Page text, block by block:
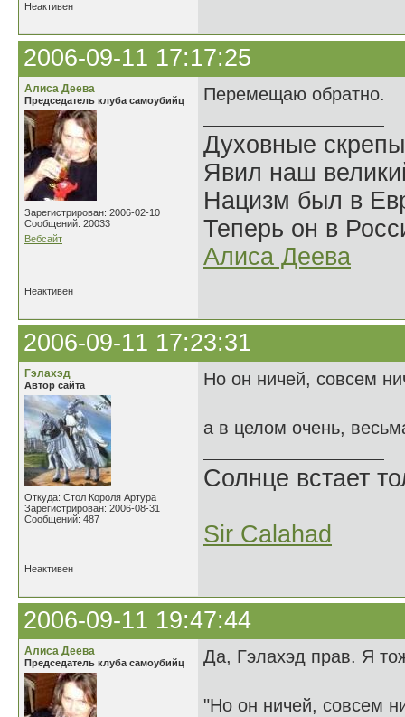
Неактивен
2006-09-11 17:17:25
Алиса Деева
Председатель клуба самоубийц
Зарегистрирован: 2006-02-10
Сообщений: 20033
Вебсайт
Перемещаю обратно.
Духовные
Явил наш
Нацизм был в
Теперь он в
Алиса Деева
Неактивен
2006-09-11 17:23:31
Гэлахэд
Автор сайта
Откуда: Стол Короля Артура
Зарегистрирован: 2006-08-31
Сообщений: 487
Но он ничей, совсем
а в целом очень,
Солнце встает
Sir Calahad
Неактивен
2006-09-11 19:47:44
Алиса Деева
Председатель клуба самоубийц Да, Гэлахэд прав. Я
"Но он ничей, совсем